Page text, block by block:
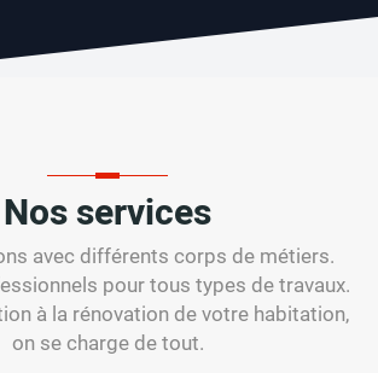
Nos services
avec différents corps de métiers.
pour tous types de travaux.
à la rénovation de votre habitation,
on se charge de tout.